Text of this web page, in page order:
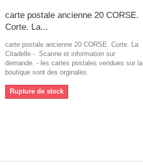
carte postale ancienne 20 CORSE.
Corte. La...
carte postale ancienne 20 CORSE. Corte. La
Citadelle - Scanne et information sur
demande. - les cartes postales vendues sur la
boutique sont des orginales.
Rupture de stock